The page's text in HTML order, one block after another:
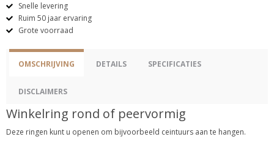
Snelle levering
Ruim 50 jaar ervaring
Grote voorraad
OMSCHRIJVING DETAILS SPECIFICATIES
DISCLAIMERS
Winkelring rond of peervormig
Deze ringen kunt u openen om bijvoorbeeld ceintuurs aan te hangen.